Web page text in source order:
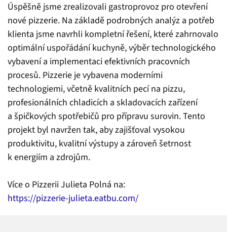
Úspěšně jsme zrealizovali gastroprovoz pro otevření
nové pizzerie. Na základě podrobných analýz a potřeb
klienta jsme navrhli kompletní řešení, které zahrnovalo
optimální uspořádání kuchyně, výběr technologického
vybavení a implementaci efektivních pracovních
procesů. Pizzerie je vybavena moderními
technologiemi, včetně kvalitních pecí na pizzu,
profesionálních chladicích a skladovacích zařízení
a špičkových spotřebičů pro přípravu surovin. Tento
projekt byl navržen tak, aby zajišťoval vysokou
produktivitu, kvalitní výstupy a zároveň šetrnost
k energiím a zdrojům.
Více o Pizzerii Julieta Polná na:
https://pizzerie-julieta.eatbu.com/